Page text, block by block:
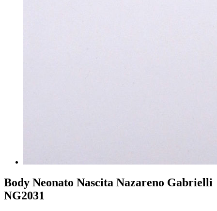
Body Neonato Nascita Nazareno Gabrielli
NG2031